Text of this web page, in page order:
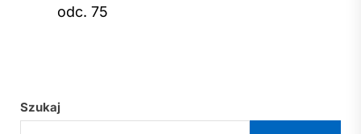
odc. 75
Szukaj